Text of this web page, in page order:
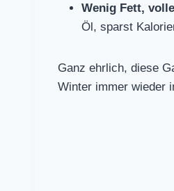
Wenig Fett,
Öl, sparst
Ganz ehrlich, diese
Winter immer wieder